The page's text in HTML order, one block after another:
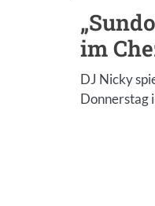
im
DJ Nicky
Donnerstag